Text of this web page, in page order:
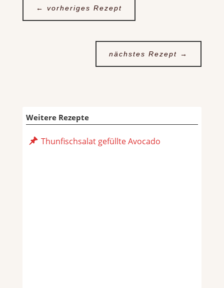
← vorheriges Rezept
nächstes Rezept →
Weitere Rezepte
Thunfischsalat gefüllte Avocado